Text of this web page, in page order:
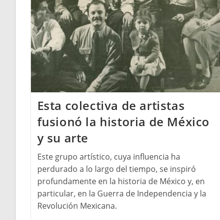
Esta colectiva de artistas
fusionó la historia de México
y su arte
Este grupo artístico, cuya influencia ha
perdurado a lo largo del tiempo, se inspiró
profundamente en la historia de México y, en
particular, en la Guerra de Independencia y la
Revolución Mexicana.